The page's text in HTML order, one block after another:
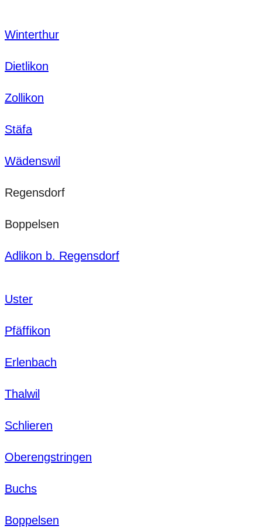
Winterthur
Dietlikon
Zollikon
Stäfa
Wädenswil
Regensdorf
Boppelsen
Adlikon b. Regensdorf
Uster
Pfäffikon
Erlenbach
Thalwil
Schlieren
Oberengstringen
Buchs
Boppelsen